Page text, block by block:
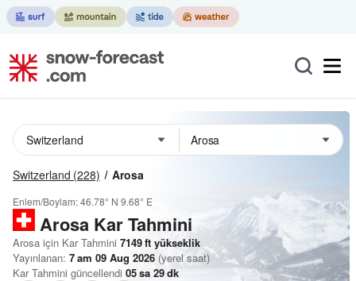
Switzerland (228) Arosa
Enlem/Boylam:46.78° N 9.68° E
Arosa Kar Tahmini
Arosa için Kar Tahmini 7149ft yükseklik
Yayınlanan: 7 am 09 Aug 2026 (yerel saat)
Kar Tahmini güncellendi 05sa 29dk